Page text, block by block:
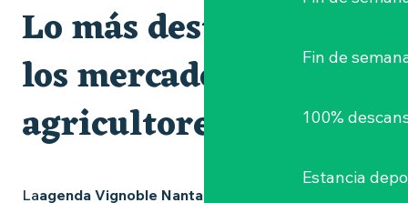
Fin de
100%
Estancia
Lo más destacado y
los mercados de
agricultores
Laagenda Vignoble Nantais